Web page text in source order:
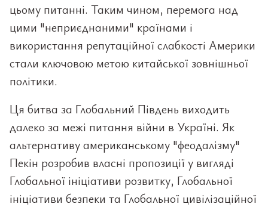
цьому питанні. Таким чином, перемога над
цими "неприєднаними" країнами і
використання репутаційної слабкості Америки
стали ключовою метою китайської зовнішньої
політики.
Ця битва за Глобальний Південь виходить
далеко за межі питання війни в Україні. Як
альтернативу американському "феодалізму"
Пекін розробив власні пропозиції у вигляді
Глобальної ініціативи розвитку, Глобальної
ініціативи безпеки та Глобальної цивілізаційної